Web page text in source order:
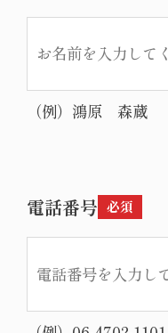
鴻原 森蔵
電話番号